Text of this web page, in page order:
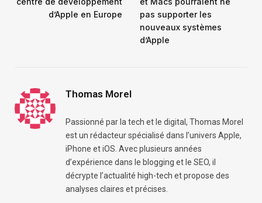
d’Apple en Europe
pas supporter les
nouveaux systèmes
d’Apple
Thomas Morel
Passionné par la tech et le digital, Thomas Morel
est un rédacteur spécialisé dans l’univers Apple,
iPhone et iOS. Avec plusieurs années
d’expérience dans le blogging et le SEO, il
décrypte l’actualité high-tech et propose des
analyses claires et précises.